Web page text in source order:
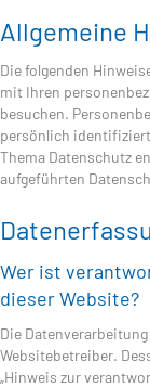
Allgemeine
Die folgenden
mit Ihren
besuchen.
persönlich
Thema Datenschutz
aufgeführten
Wer ist
dieser Website?
Die
Websitebetreiber.
„Hinweis zur